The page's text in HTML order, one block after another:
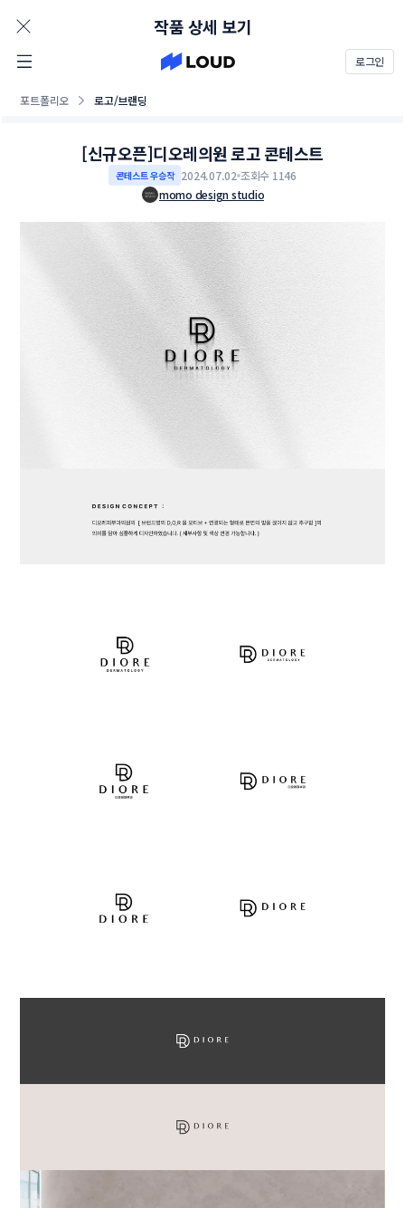
로그인
포트폴리오 로고/브랜딩
작품 상세 보기
[신규오픈]디오레의원 로고 콘테스트
콘테스트 우승작 2024.07.02 조회수 1146
momo design studio